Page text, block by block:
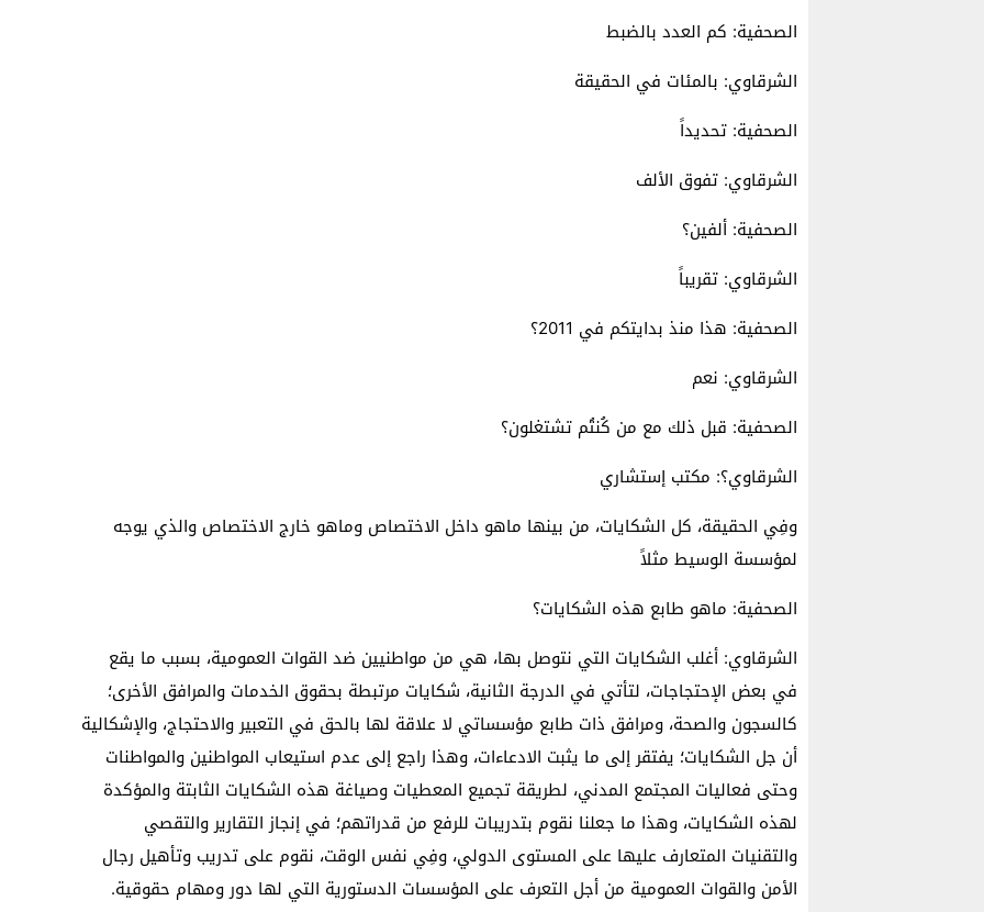
الصحفية: كم العدد بالضبط
الشرقاوي: بالمئات في الحقيقة
الصحفية: تحديداً
الشرقاوي: تفوق الألف
الصحفية: ألفين؟
الشرقاوي: تقريباً
الصحفية: هذا منذ بدايتكم في 2011؟
الشرقاوي: نعم
الصحفية: قبل ذلك مع من كُنتُم تشتغلون؟
الشرقاوي؟: مكتب إستشاري
وفِي الحقيقة، كل الشكايات، من بينها ماهو داخل الاختصاص وماهو خارج الاختصاص والذي يوجه
لمؤسسة الوسيط مثلاً
الصحفية: ماهو طابع هذه الشكايات؟
الشرقاوي: أغلب الشكايات التي نتوصل بها، هي من مواطنيين ضد القوات العمومية، بسبب ما يقع
في بعض الإحتجاجات، لتأتي في الدرجة الثانية، شكايات مرتبطة بحقوق الخدمات والمرافق الأخرى؛
كالسجون والصحة، ومرافق ذات طابع مؤسساتي لا علاقة لها بالحق في التعبير والاحتجاج، والإشكالية
أن جل الشكايات؛ يفتقر إلى ما يثبت الادعاءات، وهذا راجع إلى عدم استيعاب المواطنين والمواطنات
وحتى فعاليات المجتمع المدني، لطريقة تجميع المعطيات وصياغة هذه الشكايات الثابتة والمؤكدة
لهذه الشكايات، وهذا ما جعلنا نقوم بتدريبات للرفع من قدراتهم؛ في إنجاز التقارير والتقصي
والتقنيات المتعارف عليها على المستوى الدولي، وفِي نفس الوقت، نقوم على تدريب وتأهيل رجال
الأمن والقوات العمومية من أجل التعرف على المؤسسات الدستورية التي لها دور ومهام حقوقية.